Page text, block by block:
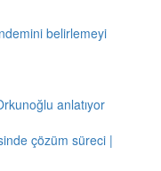
belirlemeyi
anlatıyor
çözüm süreci |